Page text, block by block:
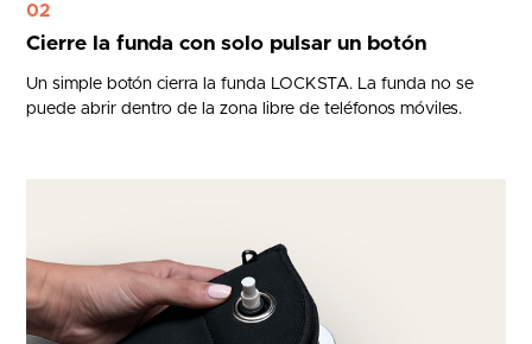
02
Cierre la funda con solo pulsar un botón
Un simple botón cierra la funda LOCKSTA. La funda no se
puede abrir dentro de la zona libre de teléfonos móviles.